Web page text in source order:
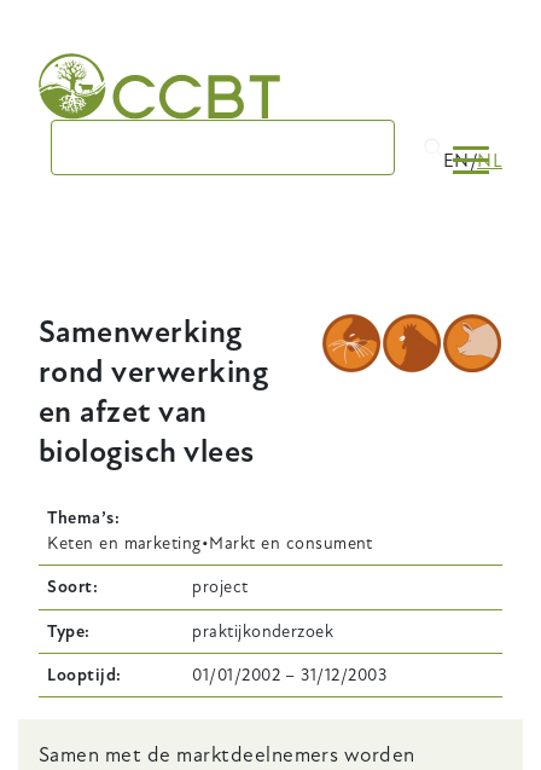
main
navigation
EN NL
Samenwerking
rond verwerking
en afzet van
biologisch vlees
Thema’s
Keten en marketing Markt en consument
Soort project
Type praktijkonderzoek
Looptijd 01/01/2002 –31/12/2003
Body
Samen met de marktdeelnemers worden